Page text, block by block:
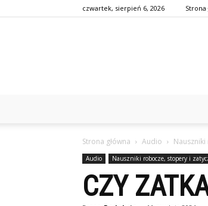
czwartek, sierpień 6, 2026 Strona
Strona główna Audio
Audio Nauszniki robocze, stopery i
CZY